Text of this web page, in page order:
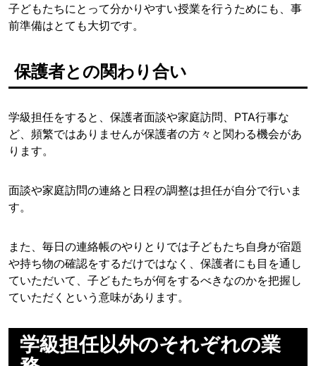
子どもたちにとって分かりやすい授業を行うためにも、事
前準備はとても大切です。
保護者との関わり合い
学級担任をすると、保護者面談や家庭訪問、PTA行事な
ど、頻繁ではありませんが保護者の方々と関わる機会があ
ります。
面談や家庭訪問の連絡と日程の調整は担任が自分で行いま
す。
また、毎日の連絡帳のやりとりでは子どもたち自身が宿題
や持ち物の確認をするだけではなく、保護者にも目を通し
ていただいて、子どもたちが何をするべきなのかを把握し
ていただくという意味があります。
学級担任以外のそれぞれの業